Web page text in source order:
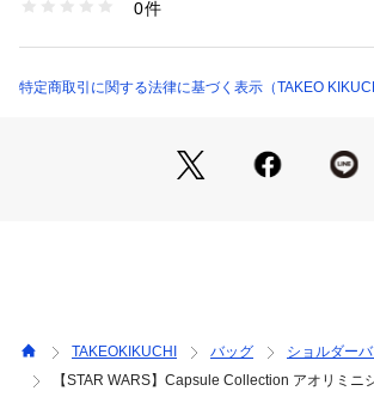
ボス加工で表現しています。
外側のポケットの内側（裏地）にはグラフィ
ブラック（019）：「ダース・ベイダ―」を
「タイ・ファイター」
ブラック（119）：「チューバッカ」＆「ハ
生産国：中国製
979-03305 （ショップ）
0件
特定商取引に関する法律に基づく表示（TAKEO
TAKEOKIKUCHI バッグ
ショルダー
【STAR WARS】Capsule Collection アオリミニ